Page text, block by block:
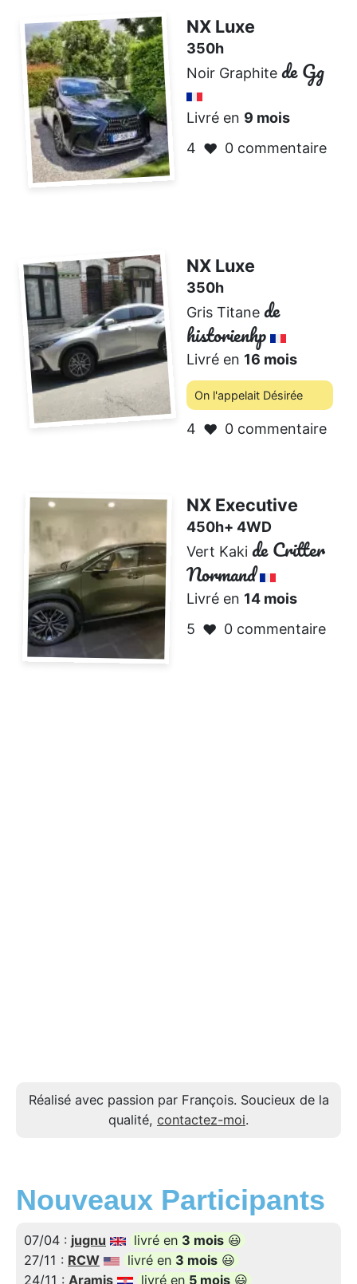
NX Luxe
350h
Noir Graphite de Gg
Livré en 9 mois
4 ❤️ 0 commentaire
NX Luxe
350h
Gris Titane de
historienhp
Livré en 16 mois
On l'appelait Désirée
4 ❤️ 0 commentaire
NX Executive
450h+ 4WD
Vert Kaki de Critter
Normand
Livré en 14 mois
5 ❤️ 0 commentaire
Réalisé avec passion par François. Soucieux de la
qualité, contactez-moi.
Nouveaux Participants
07/04 : jugnu livré en 3 mois 😃
27/11 : RCW livré en 3 mois 😃
24/11 : Aramis livré en 5 mois 😃